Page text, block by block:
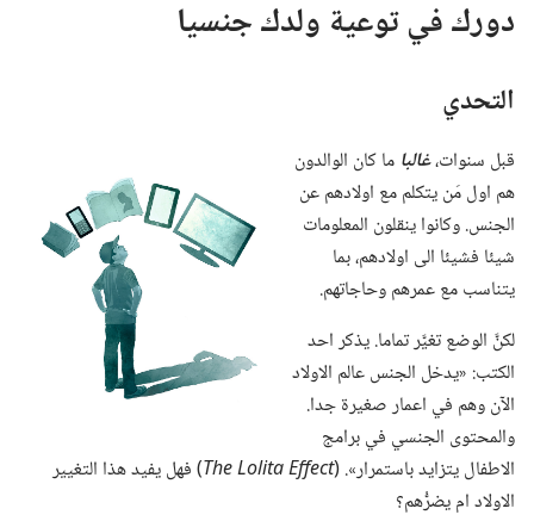
دورك في توعية ولدك جنسيا
التحدي
قبل سنوات،‏غالبا ما كان الوالدون
هم اول مَن يتكلم مع اولادهم عن
الجنس.‏ وكانوا ينقلون المعلومات
شيئا فشيئا الى اولادهم،‏ بما
يتناسب مع عمرهم وحاجاتهم.‏
لكنَّ الوضع تغيَّر تماما.‏ يذكر احد
الكتب:‏ «يدخل الجنس عالم الاولاد
الآن وهم في اعمار صغيرة جدا.‏
والمحتوى الجنسي في برامج
الاطفال يتزايد باستمرار».‏ (‏The Lolita Effect‏)‏ فهل يفيد هذا التغيير
الاولاد ام يضرُّهم؟‏